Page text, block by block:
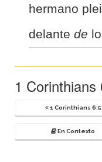
hermano
delante de
1 Corinthians
1 Corinthians 6:5
En Contexto